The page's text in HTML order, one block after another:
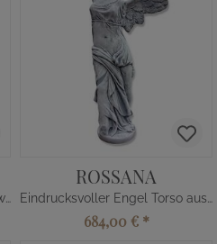
Betender Steinengel Skulptur winterfest
ROSSANA
Eindrucksvoller Engel Torso aus Stein
684,00 € *